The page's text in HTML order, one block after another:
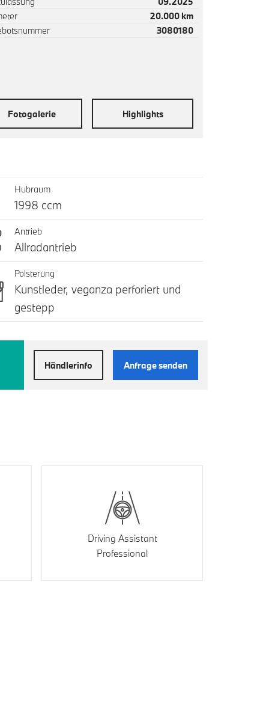
20.000 km
3080180
Fotogalerie Highlights
Hubraum
1998 ccm
Antrieb
Allradantrieb
Polsterung
Kunstleder, veganza perforiert und
gestepp
Händlerinfo Anfrage senden
Driving Assistant
Professional